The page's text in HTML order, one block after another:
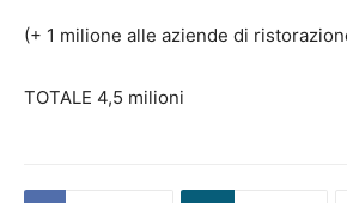
(+ 1 milione alle aziende di
TOTALE 4,5 milioni